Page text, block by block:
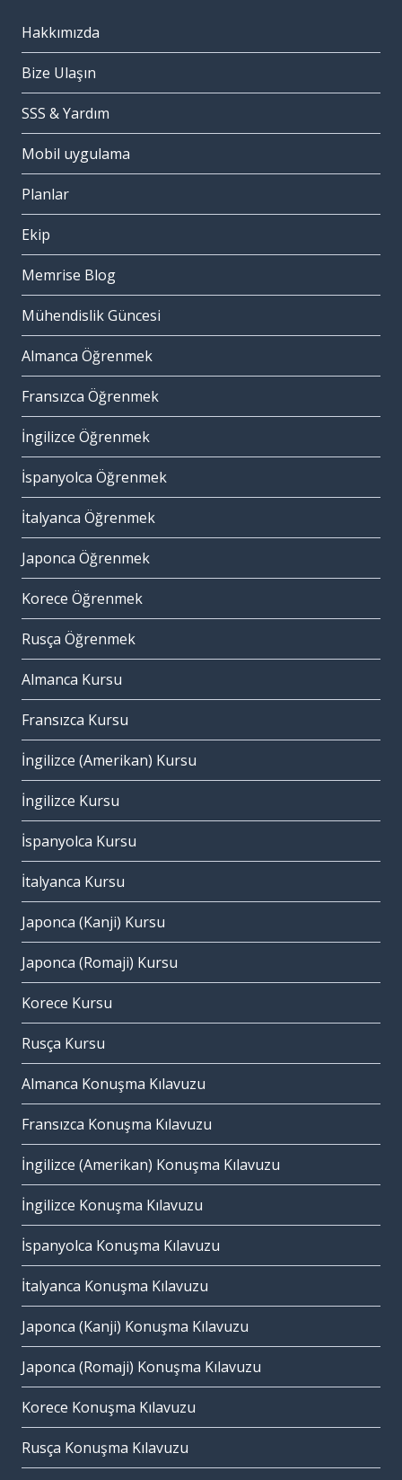
Hakkımızda
Bize Ulaşın
SSS & Yardım
Mobil uygulama
Planlar
Ekip
Memrise Blog
Mühendislik Güncesi
Almanca Öğrenmek
Fransızca Öğrenmek
İngilizce Öğrenmek
İspanyolca Öğrenmek
İtalyanca Öğrenmek
Japonca Öğrenmek
Korece Öğrenmek
Rusça Öğrenmek
Almanca Kursu
Fransızca Kursu
İngilizce (Amerikan) Kursu
İngilizce Kursu
İspanyolca Kursu
İtalyanca Kursu
Japonca (Kanji) Kursu
Japonca (Romaji) Kursu
Korece Kursu
Rusça Kursu
Almanca Konuşma Kılavuzu
Fransızca Konuşma Kılavuzu
İngilizce (Amerikan) Konuşma Kılavuzu
İngilizce Konuşma Kılavuzu
İspanyolca Konuşma Kılavuzu
İtalyanca Konuşma Kılavuzu
Japonca (Kanji) Konuşma Kılavuzu
Japonca (Romaji) Konuşma Kılavuzu
Korece Konuşma Kılavuzu
Rusça Konuşma Kılavuzu